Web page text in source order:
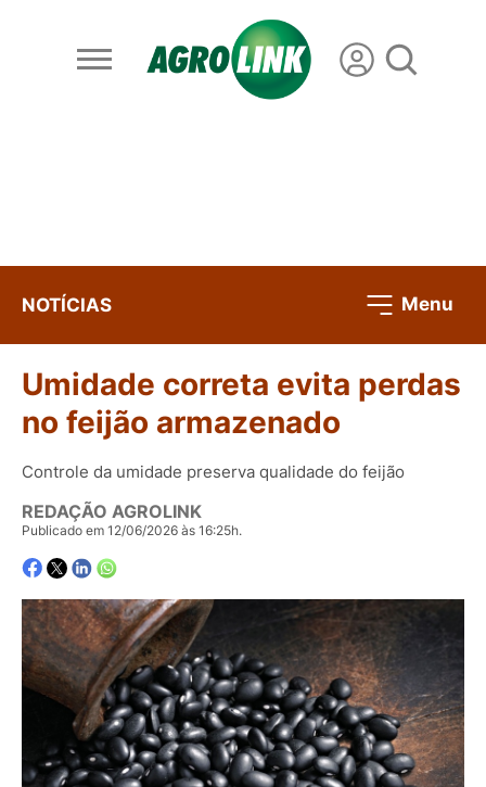
NOTÍCIAS Menu
Umidade correta evita perdas
no feijão armazenado
Controle da umidade preserva qualidade do feijão
REDAÇÃO AGROLINK
Publicado em 12/06/2026 às 16:25h.